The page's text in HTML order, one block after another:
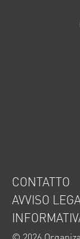
CONTATTO
AVVISO